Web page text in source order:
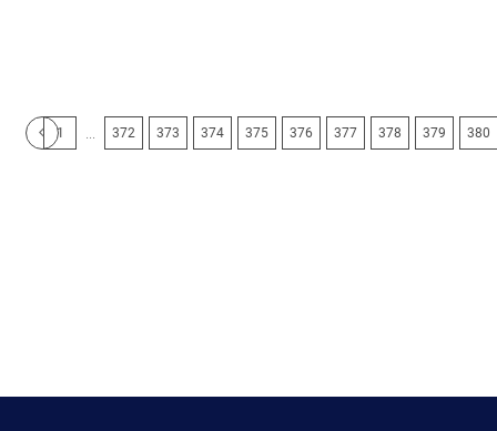
1 372 373 374 375 376 377 378 379 380